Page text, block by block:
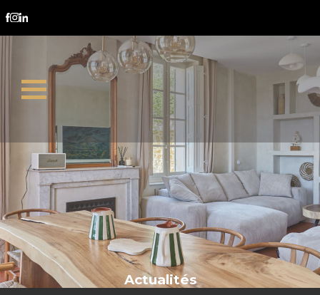
location immobilière
Actualités